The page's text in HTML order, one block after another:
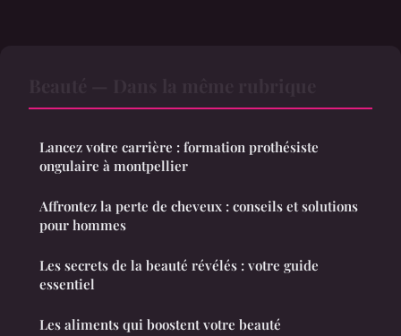
Lancez votre carrière : formation prothésiste
ongulaire à montpellier
Affrontez la perte de cheveux : conseils et solutions
pour hommes
Les secrets de la beauté révélés : votre guide
essentiel
Les aliments qui boostent votre beauté